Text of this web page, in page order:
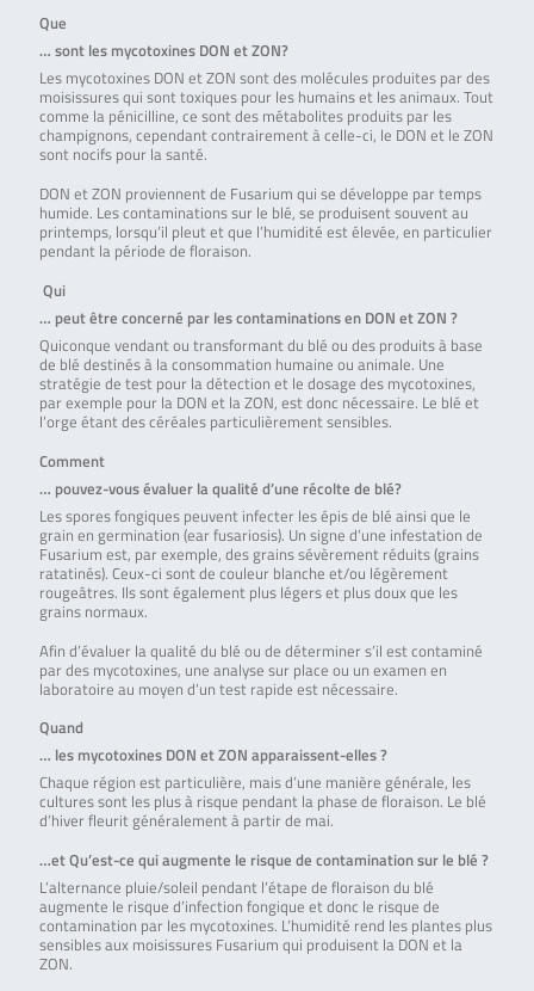
Que
… sont les mycotoxines DON et ZON?
Les mycotoxines DON et ZON sont des molécules produites par des
moisissures qui sont toxiques pour les humains et les animaux. Tout
comme la pénicilline, ce sont des métabolites produits par les
champignons, cependant contrairement à celle-ci, le DON et le ZON
sont nocifs pour la santé.
DON et ZON proviennent de Fusarium qui se développe par temps
humide. Les contaminations sur le blé, se produisent souvent au
printemps, lorsqu’il pleut et que l’humidité est élevée, en particulier
pendant la période de floraison.
Qui
… peut être concerné par les contaminations en DON et ZON ?
Quiconque vendant ou transformant du blé ou des produits à base
de blé destinés à la consommation humaine ou animale. Une
stratégie de test pour la détection et le dosage des mycotoxines,
par exemple pour la DON et la ZON, est donc nécessaire. Le blé et
l’orge étant des céréales particulièrement sensibles.
Comment
… pouvez-vous évaluer la qualité d’une récolte de blé?
Les spores fongiques peuvent infecter les épis de blé ainsi que le
grain en germination (ear fusariosis). Un signe d’une infestation de
Fusarium est, par exemple, des grains sévèrement réduits (grains
ratatinés). Ceux-ci sont de couleur blanche et/ou légèrement
rougeâtres. Ils sont également plus légers et plus doux que les
grains normaux.
Afin d’évaluer la qualité du blé ou de déterminer s’il est contaminé
par des mycotoxines, une analyse sur place ou un examen en
laboratoire au moyen d’un test rapide est nécessaire.
Quand
… les mycotoxines DON et ZON apparaissent-elles ?
Chaque région est particulière, mais d’une manière générale, les
cultures sont les plus à risque pendant la phase de floraison. Le blé
d’hiver fleurit généralement à partir de mai.
…et Qu’est-ce qui augmente le risque de contamination sur le blé ?
L’alternance pluie/soleil pendant l’étape de floraison du blé
augmente le risque d’infection fongique et donc le risque de
contamination par les mycotoxines. L’humidité rend les plantes plus
sensibles aux moisissures Fusarium qui produisent la DON et la
ZON.